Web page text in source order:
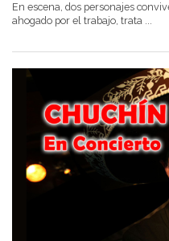
En escena, dos personajes
ahogado por el trabajo, trata ...